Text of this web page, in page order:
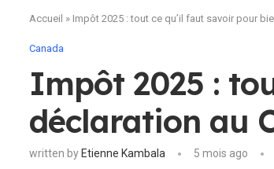
Accueil » Impôt 2025 : tout ce qu’il faut savoir pour
Canada
Impôt 2025 :
déclaration au
written by Etienne Kambala 5 mois ago